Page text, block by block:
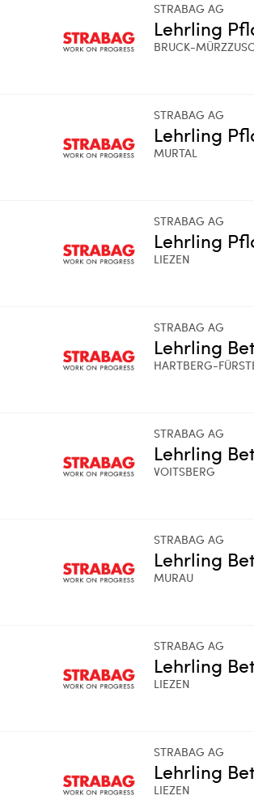
STRABAG AG
Lehrling
BRUCK-
STRABAG AG
Lehrling
MURTAL
STRABAG AG
Lehrling
LIEZEN
STRABAG AG
Lehrling
HARTBERG-
STRABAG AG
Lehrling
VOITSBERG
STRABAG AG
Lehrling
MURAU
STRABAG AG
Lehrling
LIEZEN
STRABAG AG
Lehrling
LIEZEN